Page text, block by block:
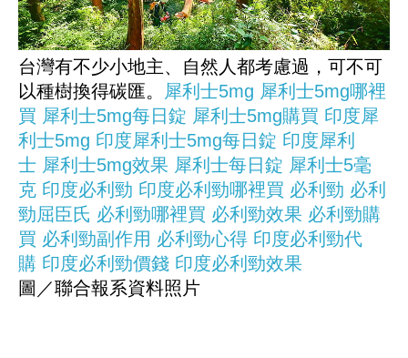
台灣有不少小地主、自然人都考慮過，可不可
以種樹換得碳匯。
犀利士5mg 犀利士5mg哪裡
買 犀利士5mg每日錠 犀利士5mg購買 印度犀
利士5mg 印度犀利士5mg每日錠 印度犀利
士 犀利士5mg效果 犀利士每日錠 犀利士5毫
克 印度必利勁 印度必利勁哪裡買 必利勁 必利
勁屈臣氏 必利勁哪裡買 必利勁效果 必利勁購
買 必利勁副作用 必利勁心得 印度必利勁代
購 印度必利勁價錢 印度必利勁效果
圖／聯合報系資料照片